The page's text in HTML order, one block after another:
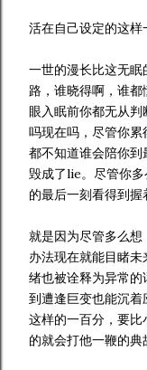
活在自己设定的这样
一世的漫长比这无
路，谁晓得啊，谁
眼入眠前你都无从
吗现在吗，尽管你
都不知道谁会陪你
毁成了lie。尽管你
的最后一刻看得到握
就是因为尽管多么
办法现在就能目睹
绪也被诠释为异常
到遭逢巨变也能沉
这样的一百分，要
的就会打他一鞭的典